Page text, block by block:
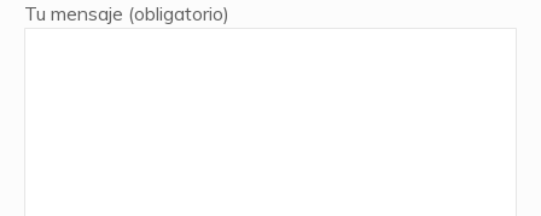
Tu mensaje (obligatorio)